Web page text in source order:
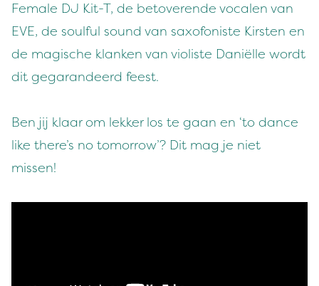
Female DJ Kit-T, de betoverende vocalen van
EVE, de soulful sound van saxofoniste Kirsten en
de magische klanken van violiste Daniëlle wordt
dit gegarandeerd feest.
Ben jij klaar om lekker los te gaan en ‘to dance
like there’s no tomorrow’? Dit mag je niet
missen!